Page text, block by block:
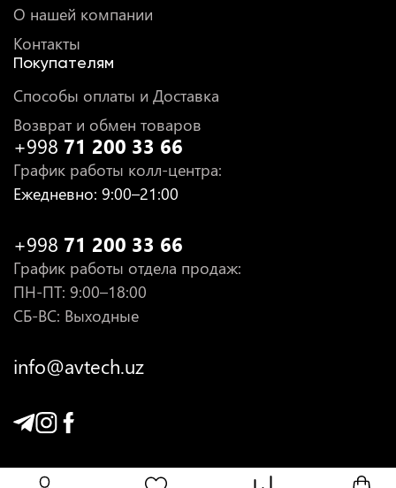
О нашей компании
Контакты
Покупателям
Способы оплаты и Доставка
Возврат и обмен товаров
+998 71 200 33 66
График работы колл-центра:
Ежедневно: 9:00–21:00
+998 71 200 33 66
График работы отдела продаж:
ПН-ПТ: 9:00–18:00
СБ-ВС: Выходные
info@avtech.uz